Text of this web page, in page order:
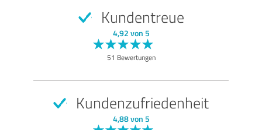
Kundentreue
4,92 von 5
51 Bewertungen
Kundenzufriedenheit
4,88 von 5